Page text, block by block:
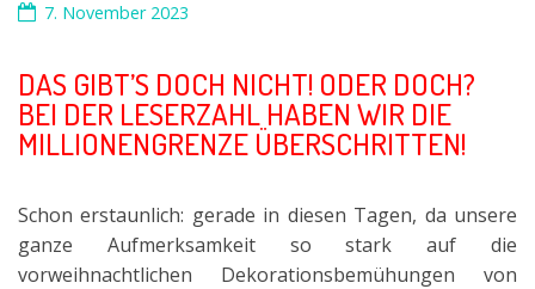
7. November 2023
DAS GIBT’S DOCH NICHT! ODER DOCH?
BEI DER LESERZAHL HABEN WIR DIE
MILLIONENGRENZE ÜBERSCHRITTEN!
Schon erstaunlich: gerade in diesen Tagen, da unsere
ganze Aufmerksamkeit so stark auf die
vorweihnachtlichen Dekorationsbemühungen von